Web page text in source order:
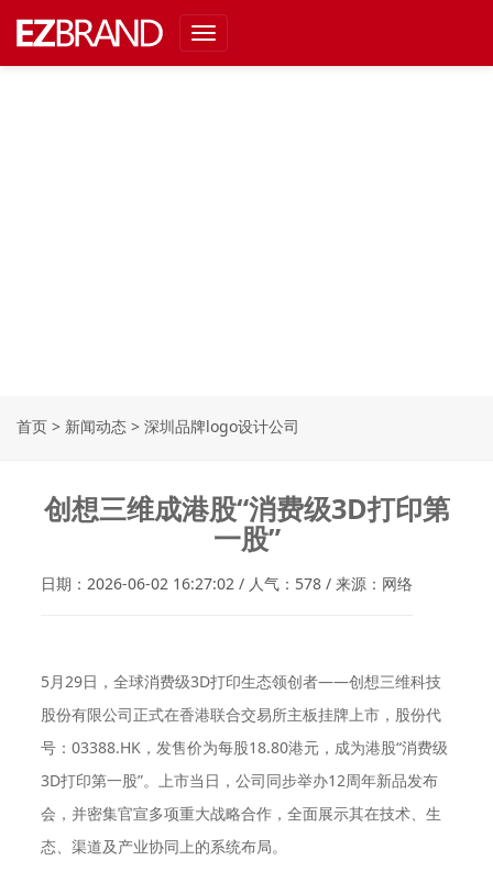
Toggle
navigation
首页 > 新闻动态 > 深圳品牌logo设计公司
创想三维成港股“消费级3D打印第
一股”
日期：2026-06-02 16:27:02 / 人气：578 / 来源：网络
5月29日，全球消费级3D打印生态领创者——创想三维科技
股份有限公司正式在香港联合交易所主板挂牌上市，股份代
号：03388.HK，发售价为每股18.80港元，成为港股“消费级
3D打印第一股”。上市当日，公司同步举办12周年新品发布
会，并密集官宣多项重大战略合作，全面展示其在技术、生
态、渠道及产业协同上的系统布局。